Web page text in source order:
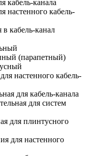
кабель-канала
настенного кабель-
в кабель-канал
(парапетный)
настенного кабель-
для кабель-канала
для систем
для плинтусного
для настенного